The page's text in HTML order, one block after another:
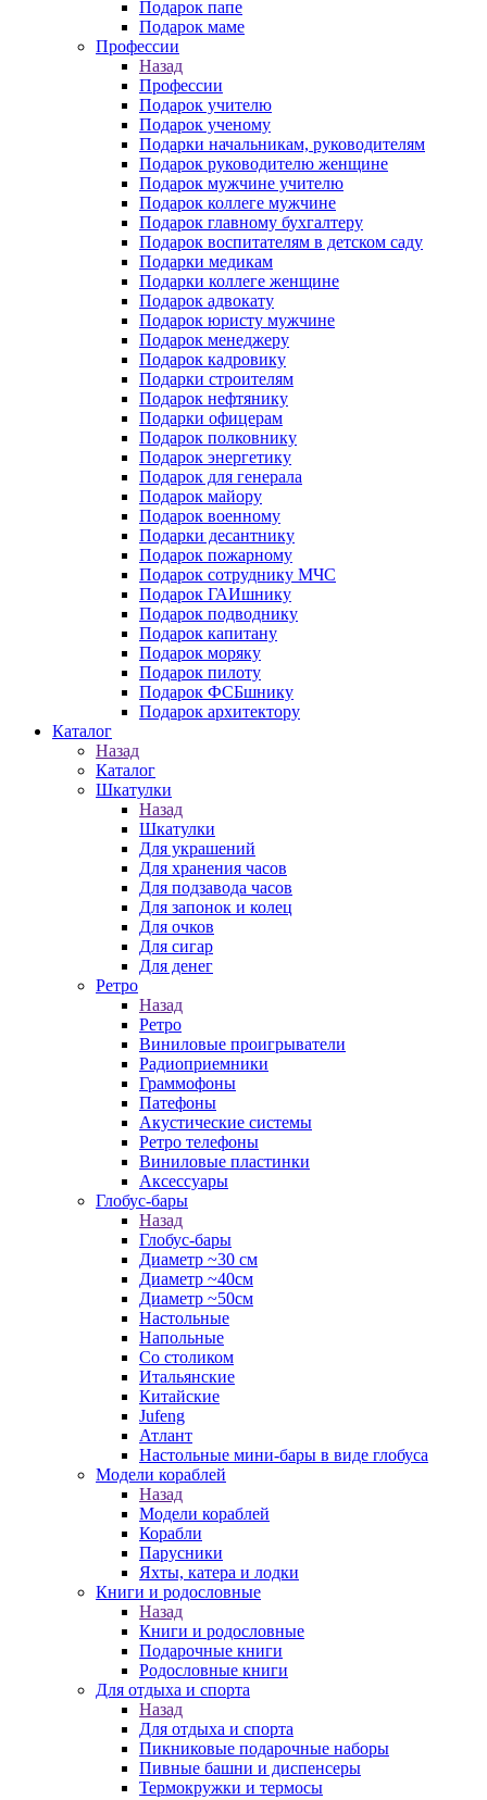
Подарок папе
Подарок маме
Профессии
Назад
Профессии
Подарок учителю
Подарок ученому
Подарки начальникам, руководителям
Подарок руководителю женщине
Подарок мужчине учителю
Подарок коллеге мужчине
Подарок главному бухгалтеру
Подарок воспитателям в детском саду
Подарки медикам
Подарки коллеге женщине
Подарок адвокату
Подарок юристу мужчине
Подарок менеджеру
Подарок кадровику
Подарки строителям
Подарок нефтянику
Подарки офицерам
Подарок полковнику
Подарок энергетику
Подарок для генерала
Подарок майору
Подарок военному
Подарки десантнику
Подарок пожарному
Подарок сотруднику МЧС
Подарок ГАИшнику
Подарок подводнику
Подарок капитану
Подарок моряку
Подарок пилоту
Подарок ФСБшнику
Подарок архитектору
Каталог
Назад
Каталог
Шкатулки
Назад
Шкатулки
Для украшений
Для хранения часов
Для подзавода часов
Для запонок и колец
Для очков
Для сигар
Для денег
Ретро
Назад
Ретро
Виниловые проигрыватели
Радиоприемники
Граммофоны
Патефоны
Акустические системы
Ретро телефоны
Виниловые пластинки
Аксессуары
Глобус-бары
Назад
Глобус-бары
Диаметр ~30 см
Диаметр ~40см
Диаметр ~50см
Настольные
Напольные
Со столиком
Итальянские
Китайские
Jufeng
Атлант
Настольные мини-бары в виде глобуса
Модели кораблей
Назад
Модели кораблей
Корабли
Парусники
Яхты, катера и лодки
Книги и родословные
Назад
Книги и родословные
Подарочные книги
Родословные книги
Для отдыха и спорта
Назад
Для отдыха и спорта
Пикниковые подарочные наборы
Пивные башни и диспенсеры
Термокружки и термосы